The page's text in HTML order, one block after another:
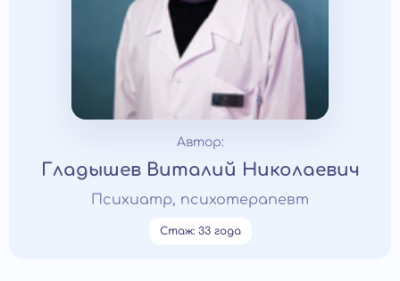
Автор:
Гладышев Виталий Николаевич
Психиатр, психотерапевт
Стаж: 33 года